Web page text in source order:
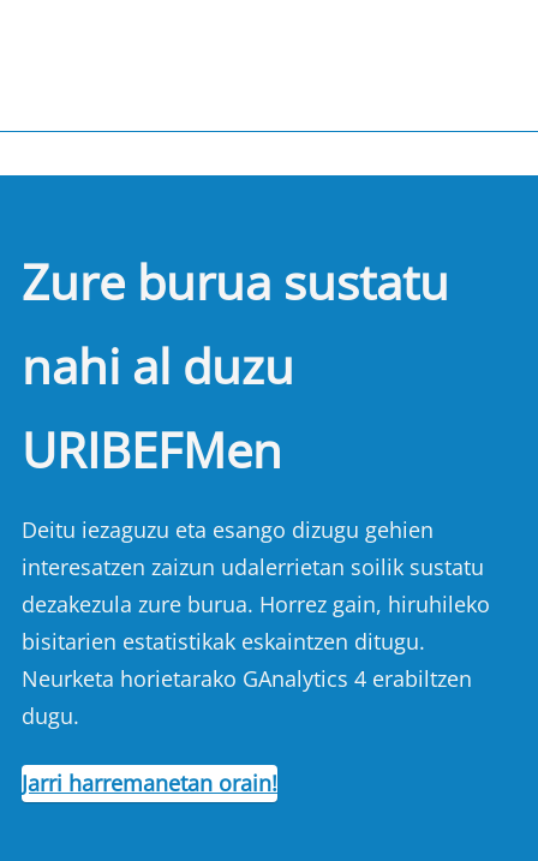
Zure burua sustatu
nahi al duzu
URIBEFMen
Deitu iezaguzu eta esango dizugu gehien
interesatzen zaizun udalerrietan soilik sustatu
dezakezula zure burua. Horrez gain, hiruhileko
bisitarien estatistikak eskaintzen ditugu.
Neurketa horietarako GAnalytics 4 erabiltzen
dugu.
Jarri harremanetan orain!